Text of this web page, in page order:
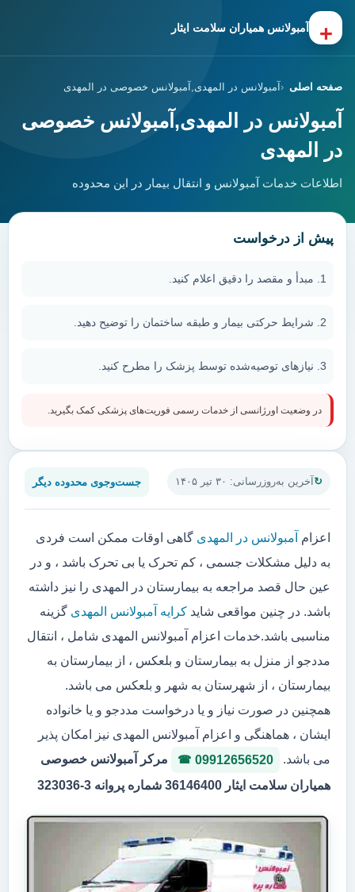
+ آمبولانس همیاران سلامت ایثار
صفحه اصلی آمبولانس در المهدی,آمبولانس خصوصی در المهدی
آمبولانس در المهدی,آمبولانس خصوصی
در المهدی
اطلاعات خدمات آمبولانس و انتقال بیمار در این محدوده
آخرین به‌روزرسانی: ۳۰ تیر ۱۴۰۵ جست‌وجوی محدوده دیگر
اعزام آمبولانس در المهدی گاهی اوقات ممکن است فردی
به دلیل مشکلات جسمی ، کم تحرک یا بی تحرک باشد ، و در
عین حال قصد مراجعه به بیمارستان در المهدی را نیز داشته
باشد. در چنین مواقعی شاید کرایه آمبولانس المهدی گزینه
مناسبی باشد.خدمات اعزام آمبولانس المهدی شامل ، انتقال
مددجو از منزل به بیمارستان و بلعکس ، از بیمارستان به
بیمارستان ، از شهرستان به شهر و بلعکس می باشد.
همچنین در صورت نیاز و یا درخواست مددجو و یا خانواده
ایشان ، هماهنگی و اعزام آمبولانس المهدی نیز امکان پذیر
می باشد.
09912656520
مرکر آمبولانس خصوصی
همیاران سلامت ایثار 36146400 شماره پروانه 3-323036
پیش از درخواست
مبدأ و مقصد را دقیق اعلام کنید.
شرایط حرکتی بیمار و طبقه ساختمان را توضیح دهید.
نیازهای توصیه‌شده توسط پزشک را مطرح کنید.
در وضعیت اورژانسی از خدمات رسمی فوریت‌های پزشکی کمک بگیرید.